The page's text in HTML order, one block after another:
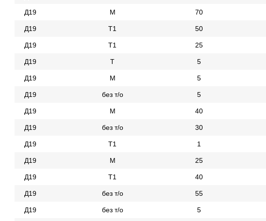
Д19 М 70
Д19 Т1 50
Д19 Т1 25
Д19 Т 5
Д19 М 5
Д19 без т/о 5
Д19 М 40
Д19 без т/о 30
Д19 Т1 1
Д19 М 25
Д19 Т1 40
Д19 без т/о 55
Д19 без т/о 5